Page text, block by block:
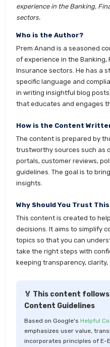
experience in the Banking,
sectors.
Who is the Author?
Prem Anand is a seasoned
of experience in the Banking,
Insurance sectors. He has a
specific language and
in writing insightful blog
that educates and engages
How is the Content
The content is prepared by
trustworthy sources such as
portals, customer reviews,
guidelines. The goal is to
insights.
Why Should You Trust
This content is created to
decisions. It aims to simplify
topics so that you can
take the right steps with
keeping transparency, clarity,
🏅 This content
Content Guidelines
Based on Google's Helpful
emphasizes user value,
incorporates principles of E-